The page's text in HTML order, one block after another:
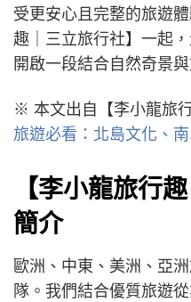
受更安心且完整的旅遊
趣｜三立旅行社】一起
開啟一段結合自然奇景
※ 本文出自【李小龍旅
旅遊必看：北島文化、
【李小龍旅行
簡介
歐洲、中東、美洲、亞
隊。我們結合優質旅遊